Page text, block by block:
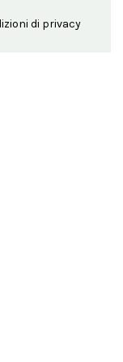
di privacy